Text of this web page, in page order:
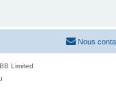
Nous
Limited